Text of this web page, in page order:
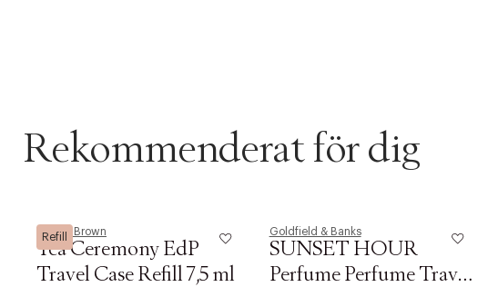
Rekommenderat för dig
Refill
Molton Brown
Tea Ceremony EdP
Travel Case Refill 7,5 ml
Goldfield & Banks
SUNSET HOUR
Perfume Perfume Travel